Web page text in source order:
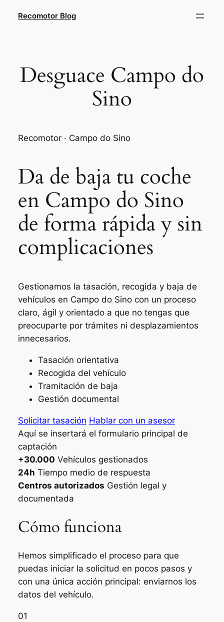
Recomotor Blog
Desguace Campo do
Sino
Recomotor · Campo do Sino
Da de baja tu coche
en Campo do Sino
de forma rápida y sin
complicaciones
Gestionamos la tasación, recogida y baja de
vehículos en Campo do Sino con un proceso
claro, ágil y orientado a que no tengas que
preocuparte por trámites ni desplazamientos
innecesarios.
Tasación orientativa
Recogida del vehículo
Tramitación de baja
Gestión documental
Solicitar tasación Hablar con un asesor
Aquí se insertará el formulario principal de
captación
+30.000 Vehículos gestionados
24h Tiempo medio de respuesta
Centros autorizados Gestión legal y
documentada
Cómo funciona
Hemos simplificado el proceso para que
puedas iniciar la solicitud en pocos pasos y
con una única acción principal: enviarnos los
datos del vehículo.
01